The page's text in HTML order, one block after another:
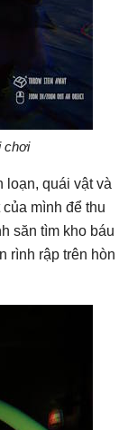
chơi
loạn, quái vật và
mình để thu
săn tìm kho báu
rình rập trên hòn